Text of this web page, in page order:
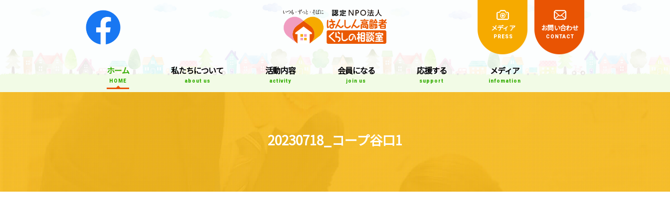
メディア
PRESS
お問い合わせ
CONTACT
ホーム
HOME
私たちについて
about us
活動内容
activity
会員になる
join us
応援する
support
メディア
infomation
20230718_コープ谷口1